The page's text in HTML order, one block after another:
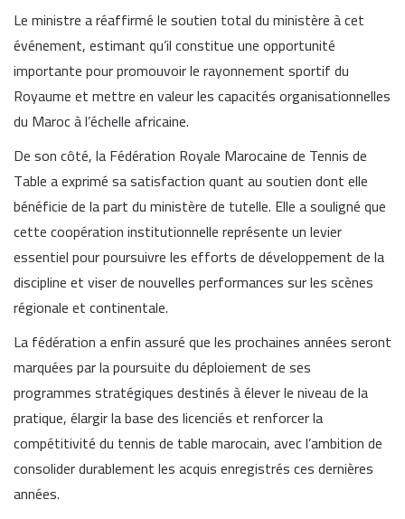
Le ministre a réaffirmé le soutien total du ministère à cet
événement, estimant qu’il constitue une opportunité
importante pour promouvoir le rayonnement sportif du
Royaume et mettre en valeur les capacités organisationnelles
du Maroc à l’échelle africaine.
De son côté, la Fédération Royale Marocaine de Tennis de
Table a exprimé sa satisfaction quant au soutien dont elle
bénéficie de la part du ministère de tutelle. Elle a souligné que
cette coopération institutionnelle représente un levier
essentiel pour poursuivre les efforts de développement de la
discipline et viser de nouvelles performances sur les scènes
régionale et continentale.
La fédération a enfin assuré que les prochaines années seront
marquées par la poursuite du déploiement de ses
programmes stratégiques destinés à élever le niveau de la
pratique, élargir la base des licenciés et renforcer la
compétitivité du tennis de table marocain, avec l’ambition de
consolider durablement les acquis enregistrés ces dernières
années.